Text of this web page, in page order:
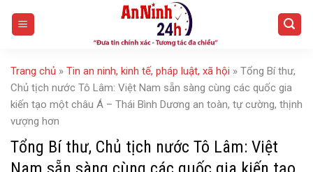
Trang chủ » Tin an ninh, kinh tế, pháp luật, xã hội » Tổng Bí thư,
Chủ tịch nước Tô Lâm: Việt Nam sẵn sàng cùng các quốc gia
kiến tạo một châu Á – Thái Bình Dương an toàn, tự cường, thịnh
vượng hơn
Tổng Bí thư, Chủ tịch nước Tô Lâm: Việt